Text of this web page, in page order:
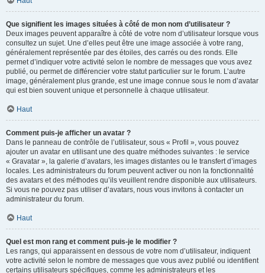
Que signifient les images situées à côté de mon nom d’utilisateur ?
Deux images peuvent apparaître à côté de votre nom d’utilisateur lorsque vous
consultez un sujet. Une d’elles peut être une image associée à votre rang,
généralement représentée par des étoiles, des carrés ou des ronds. Elle
permet d’indiquer votre activité selon le nombre de messages que vous avez
publié, ou permet de différencier votre statut particulier sur le forum. L’autre
image, généralement plus grande, est une image connue sous le nom d’avatar
qui est bien souvent unique et personnelle à chaque utilisateur.
Haut
Comment puis-je afficher un avatar ?
Dans le panneau de contrôle de l’utilisateur, sous « Profil », vous pouvez
ajouter un avatar en utilisant une des quatre méthodes suivantes : le service
« Gravatar », la galerie d’avatars, les images distantes ou le transfert d’images
locales. Les administrateurs du forum peuvent activer ou non la fonctionnalité
des avatars et des méthodes qu’ils veuillent rendre disponible aux utilisateurs.
Si vous ne pouvez pas utiliser d’avatars, nous vous invitons à contacter un
administrateur du forum.
Haut
Quel est mon rang et comment puis-je le modifier ?
Les rangs, qui apparaissent en dessous de votre nom d’utilisateur, indiquent
votre activité selon le nombre de messages que vous avez publié ou identifient
certains utilisateurs spécifiques, comme les administrateurs et les